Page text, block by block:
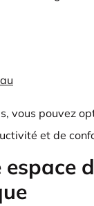
vous pouvez
et de
espace